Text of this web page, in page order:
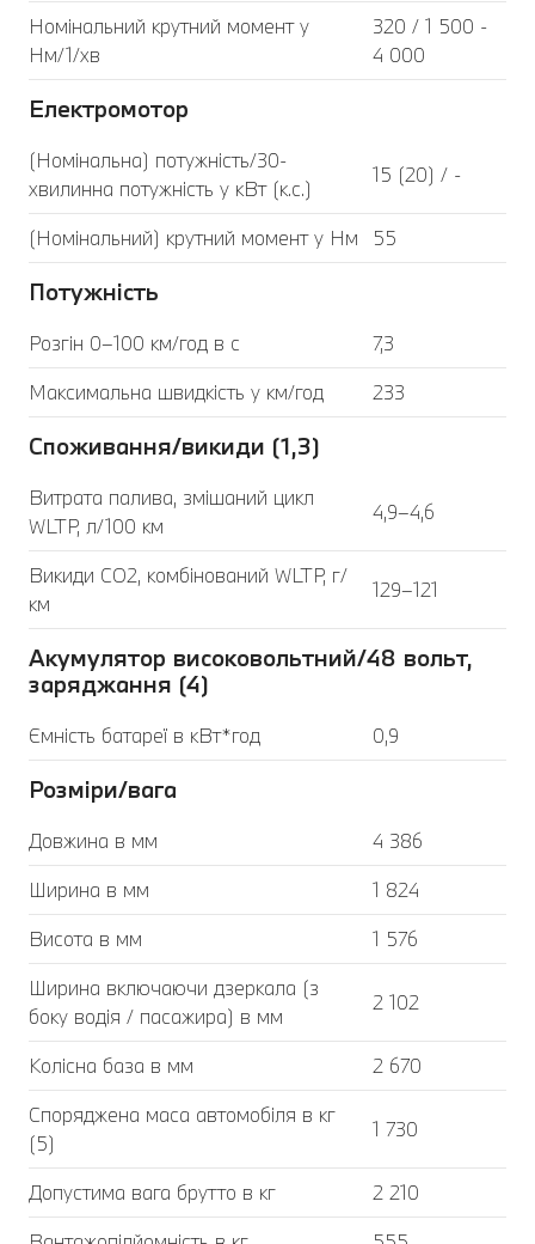
Номінальний крутний момент у
Нм/1/хв
320 / 1 500 -
4 000
Електромотор
(Номінальна) потужність/30-
хвилинна потужність у кВт (к.с.)
15 (20) / -
(Номінальний) крутний момент у Нм 55
Потужність
Розгін 0–100 км/год в с
7,3
Максимальна швидкість у км/год
233
Споживання/викиди (1,3)
Витрата палива, змішаний цикл
WLTP, л/100 км
4,9–4,6
Викиди CO2, комбінований WLTP, г/
км
129–121
Акумулятор високовольтний/48 вольт,
заряджання (4)
Ємність батареї в кВт*год 0,9
Розміри/вага
Довжина в мм
4 386
Ширина в мм
1 824
Висота в мм
1 576
Ширина включаючи дзеркала (з
боку водія / пасажира) в мм
2 102
Колісна база в мм
2 670
Споряджена маса автомобіля в кг
(5)
1 730
Допустима вага брутто в кг
2 210